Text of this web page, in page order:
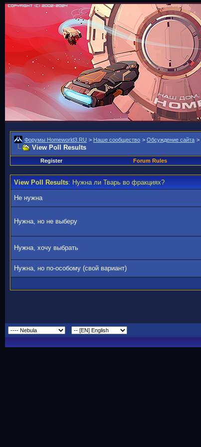
Форумы Homeworld3.RU > Наше сообщество > Обсуждение сайта >
View Poll Results
Register
Forum Rules
View Poll Results: Нужна ли Тварь во фракциях?
Не нужна
Нужна, но не выберу
Нужна, хочу выбрать
Нужна, но по-особому (свой вариант)